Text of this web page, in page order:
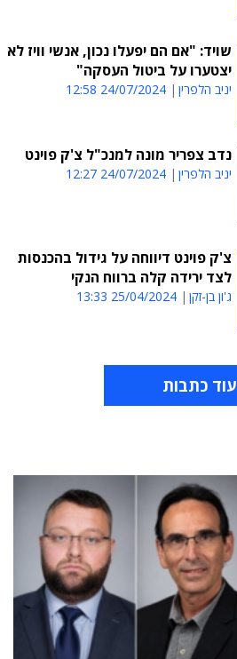
שויד: "אם הם יפעלו נכון, אנשי וויז לא
יצטערו על ביטול העסקה"
יניב הלפרין 24/07/2024 12:58
נדב צפריר מונה למנכ"ל צ'ק פוינט
יניב הלפרין 24/07/2024 12:27
צ'ק פוינט דיווחה על גידול בהכנסות
לצד ירידה קלה ברווח הנקי
ג'ון בן-זקן 25/04/2024 13:33
עוד כתבות